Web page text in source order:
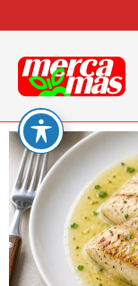
al
contenido